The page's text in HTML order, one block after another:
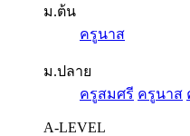
ม.ต้น
ครูนาส
ม.ปลาย
ครูสมศรี ครูนาส
A-LEVEL